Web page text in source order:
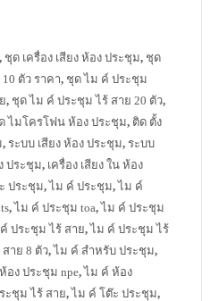
, ชุด เครื่อง เสียง ห้อง ประชุม, ชุด
ตัว ราคา, ชุด ไม ค์ ประชุม
, ชุด ไม ค์ ประชุม ไร้ สาย 20 ตัว,
ไมโครโฟน ห้อง ประชุม, ติด ตั้ง
, ระบบ เสียง ห้อง ประชุม, ระบบ
ประชุม, เครื่อง เสียง ใน ห้อง
ประชุม,ไม ค์ ประชุม,ไม ค์
,ไม ค์ ประชุม toa,ไม ค์ ประชุม
ประชุม ไร้ สาย,ไม ค์ ประชุม ไร้
าย 8 ตัว,ไม ค์ สำหรับ ประชุม,
อง ประชุม npe,ไม ค์ ห้อง
ะชุม ไร้ สาย,ไม ค์ โต๊ะ ประชุม,